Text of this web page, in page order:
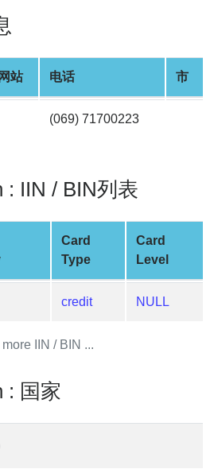
网站 电话 市
(069) 71700223
: IIN / BIN列表
Card
Type
Card
Level
credit NULL
IIN / BIN ...
: 国家